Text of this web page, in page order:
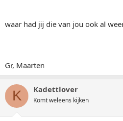
waar had jij die van jou ook al
Gr, Maarten
K Kadettlover
Komt weleens kijken